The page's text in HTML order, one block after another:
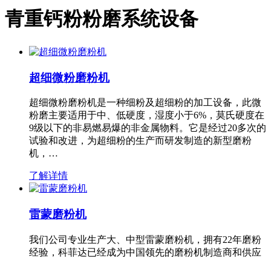
青重钙粉粉磨系统设备
超细微粉磨粉机
超细微粉磨粉机是一种细粉及超细粉的加工设备，此微
粉磨主要适用于中、低硬度，湿度小于6%，莫氏硬度在
9级以下的非易燃易爆的非金属物料。它是经过20多次的
试验和改进，为超细粉的生产而研发制造的新型磨粉
机，…
了解详情
雷蒙磨粉机
我们公司专业生产大、中型雷蒙磨粉机，拥有22年磨粉
经验，科菲达已经成为中国领先的磨粉机制造商和供应